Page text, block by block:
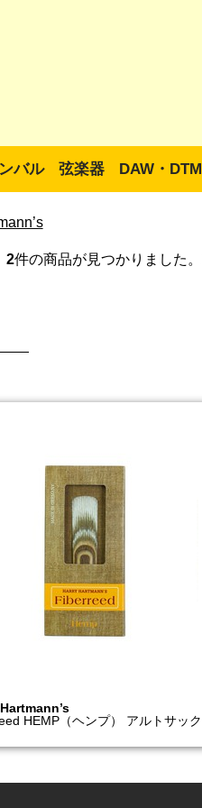
バル 弦楽器 DAW・DTM
2件の商品が見つかりました。
HEMP（ヘンプ） アルトサック